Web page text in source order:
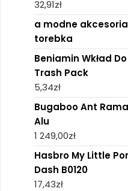
32,91zł
a modne
torebka
Beniamin Wkład
Trash Pack
5,34zł
Bugaboo Ant
Alu
1 249,00zł
Hasbro My Little
Dash B0120
17,43zł